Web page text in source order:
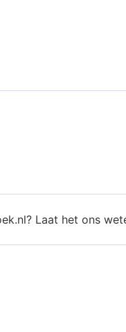
Laat het ons